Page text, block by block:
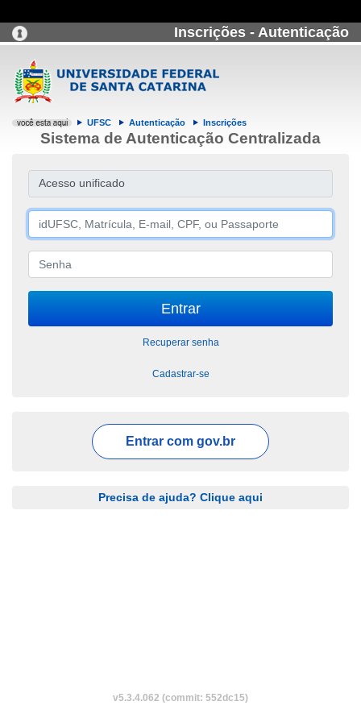
Inscrições - Autenticação
UFSC Autenticação Inscrições
Sistema de Autenticação Centralizada
Acesso unificado
Recuperar senha
Cadastrar-se
Entrar com gov.br
Precisa de ajuda? Clique aqui
v5.3.4.062 (commit: 552dc15)